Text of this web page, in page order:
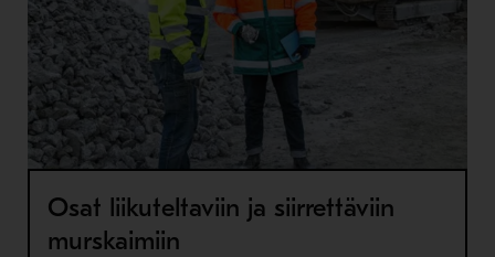
Osat liikuteltaviin ja siirrettäviin
murskaimiin